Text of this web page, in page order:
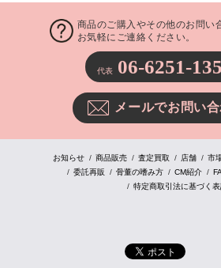
商品のご購入やその他のお問い
お気軽にご連絡ください。
代表 06-6251-
メールでお問い
お知らせ 商品販売 査定買取 店舗 市
委託再販
骨董の嗜み方 CM紹介
特定商取引法に基づく